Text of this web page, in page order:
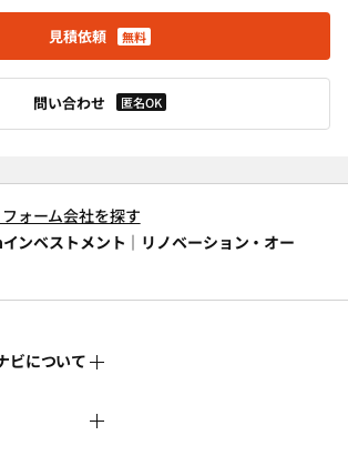
見積依頼 無料
問い合わせ 匿名OK
フォーム会社を探す
ンベストメント｜リノベーション・オー
ビについて
ナビとは